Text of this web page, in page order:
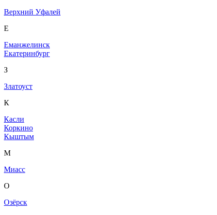
Верхний Уфалей
Е
Еманжелинск
Екатеринбург
З
Златоуст
К
Касли
Коркино
Кыштым
М
Миасс
О
Озёрск